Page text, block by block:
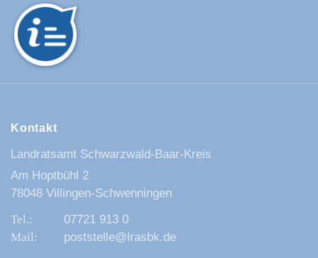
Kontakt
Landratsamt Schwarzwald-Baar-Kreis
Am Hoptbühl 2
78048 Villingen-Schwenningen
07721 913 0
poststelle@lrasbk.de